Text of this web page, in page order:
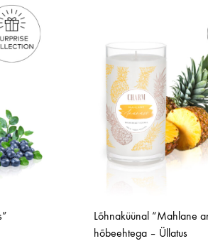
Lõhnaküünal “Mahlane
hõbeehtega – Üllatus